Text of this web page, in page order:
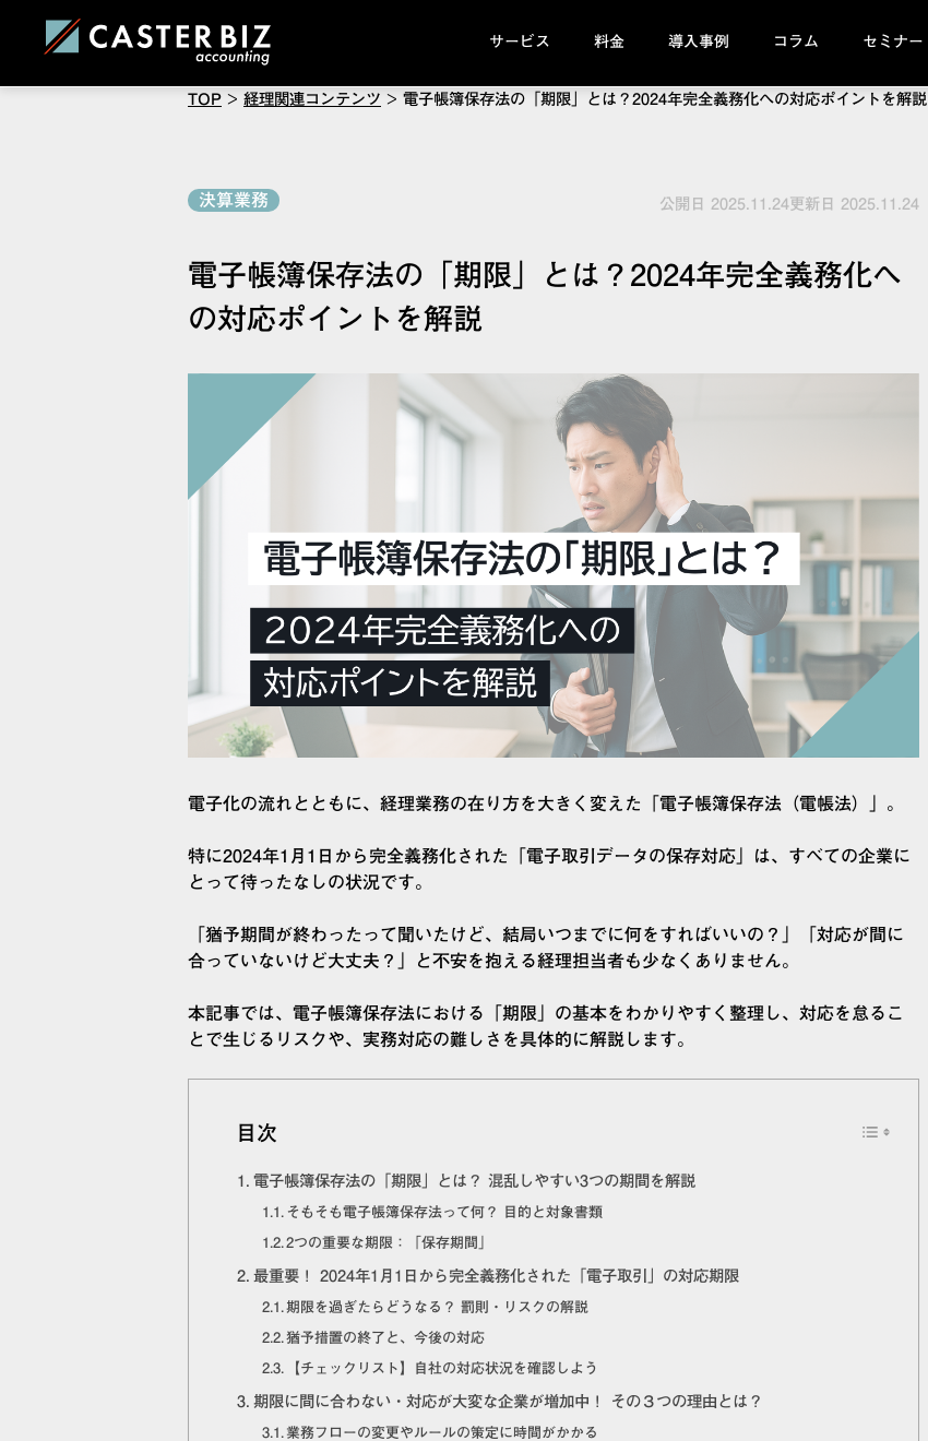
サービス 料金 導入事例 コラム セミナー
TOP > 経理関連コンテンツ > 電子帳簿保存法の「期限」とは？2024年完全義務化への対応ポイントを解説
決算業務 公開日 2025.11.24更新日 2025.11.24
電子帳簿保存法の「期限」とは？2024年完全義務化へ
の対応ポイントを解説
電子化の流れとともに、経理業務の在り方を大きく変えた「電子帳簿保存法（電帳法）」。
特に2024年1月1日から完全義務化された「電子取引データの保存対応」は、すべての企業に
とって待ったなしの状況です。
「猶予期間が終わったって聞いたけど、結局いつまでに何をすればいいの？」「対応が間に
合っていないけど大丈夫？」と不安を抱える経理担当者も少なくありません。
本記事では、電子帳簿保存法における「期限」の基本をわかりやすく整理し、対応を怠るこ
とで生じるリスクや、実務対応の難しさを具体的に解説します。
目次
電子帳簿保存法の「期限」とは？ 混乱しやすい3つの期間を解説
そもそも電子帳簿保存法って何？ 目的と対象書類
2つの重要な期限：「保存期間」
最重要！ 2024年1月1日から完全義務化された「電子取引」の対応期限
期限を過ぎたらどうなる？ 罰則・リスクの解説
猶予措置の終了と、今後の対応
【チェックリスト】自社の対応状況を確認しよう
期限に間に合わない・対応が大変な企業が増加中！ その３つの理由とは？
業務フローの変更やルールの策定に時間がかかる